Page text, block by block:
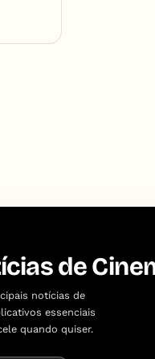
de
notícias de
essenciais
quando quiser.